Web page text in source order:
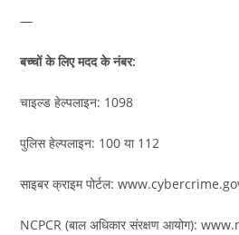
—
बच्चों के लिए मदद के नंबर:
चाइल्ड हेल्पलाइन: 1098
पुलिस हेल्पलाइन: 100 या 112
साइबर क्राइम पोर्टल:
NCPCR (बाल अधिकार संरक्षण आयोग):